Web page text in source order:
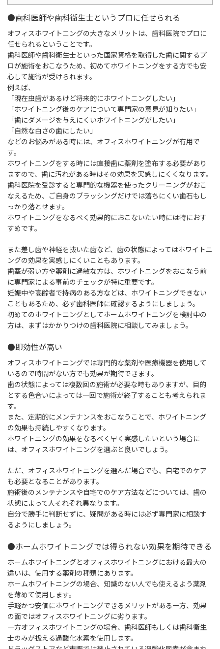
●歯科医師や歯科衛生士というプロに任せられる
オフィスホワイトニングの大きなメリットは、歯科医院でプロに
任せられるということです。
歯科医師や歯科衛生士といった国家資格を取得した歯に関するプ
ロが施術をおこなうため、初めてホワイトニングをする方でも安
心して施術が受けられます。
例えば、
「現在虫歯があるけど将来的にホワイトニングしたい」
「ホワイトニング後のケアについて専門家の意見が知りたい」
「歯にダメージを与えにくいホワイトニングがしたい」
「自然な白さの歯にしたい」
などのお悩みがある時には、オフィスホワイトニングが有用で
す。
ホワイトニングをする時には直接歯に薬剤を塗布する必要があり
ますので、歯に汚れがある時はその効果を実感しにくくなります。
歯科医院を受診すると専門的な機器を使ったクリーニングがおこ
なえるため、ご自身のブラッシングだけでは落ちにくい歯石もし
っかり落とせます。
ホワイトニングをなるべく効果的におこないたい時には特におす
すめです。
また差し歯や神経を抜いた歯など、歯の状態によってはホワイトニ
ングの効果を実感しにくいこともあります。
歯茎が弱い方や薬剤に過敏な方は、ホワイトニングをおこなう前
に専門家による事前のチェックが特に重要です。
妊娠中や高齢者で持病のある方などは、ホワイトニングできない
こともあるため、必ず歯科医師に確認するようにしましょう。
初めてのホワイトニングとしてホームホワイトニングを検討中の
方は、まずはかかりつけの歯科医院に相談してみましょう。
●即効性が高い
オフィスホワイトニングでは専門的な薬剤や医療機器を使用して
いるので時間がない方でも効果が期待できます。
歯の状態によっては複数回の施術が必要な時もありますが、目的
とする色合いによっては一回で施術が終了することも考えられま
す。
また、定期的にメンテナンスをおこなうことで、ホワイトニング
の効果も持続しやすくなります。
ホワイトニングの効果をなるべく早く実感したいという場合に
は、オフィスホワイトニングを選ぶと良いでしょう。
ただ、オフィスホワイトニングを選んだ場合でも、自宅でのケア
も必要となることがあります。
施術後のメンテナンスや自宅でのケア方法などについては、歯の
状態によって人それぞれ異なります。
自分で勝手に判断せずに、疑問がある時には必ず専門家に相談す
るようにしましょう。
●ホームホワイトニングでは得られない効果を期待できる
ホームホワイトニングとオフィスホワイトニングにおける最大の
違いは、使用する薬剤の種類にあります。
ホームホワイトニングの場合、知識のない人でも使えるよう薬剤
を薄めて使用します。
手軽かつ安価にホワイトニングできるメリットがある一方、効果
の面ではオフィスホワイトニングに劣ります。
一方オフィスホワイトニングの場合、歯科医師もしくは歯科衛生
士のみが扱える過酸化水素を使用します。